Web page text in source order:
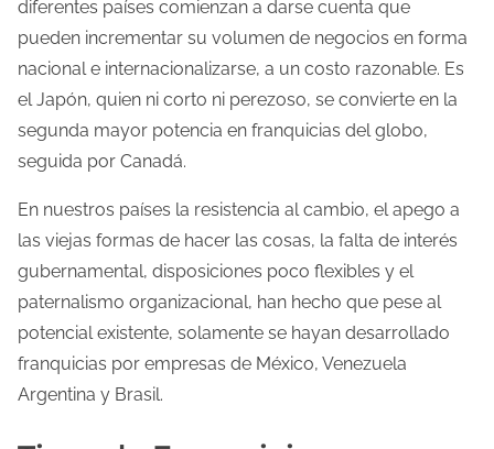
diferentes países comienzan a darse cuenta que
pueden incrementar su volumen de negocios en forma
nacional e internacionalizarse, a un costo razonable. Es
el Japón, quien ni corto ni perezoso, se convierte en la
segunda mayor potencia en franquicias del globo,
seguida por Canadá.
En nuestros países la resistencia al cambio, el apego a
las viejas formas de hacer las cosas, la falta de interés
gubernamental, disposiciones poco flexibles y el
paternalismo organizacional, han hecho que pese al
potencial existente, solamente se hayan desarrollado
franquicias por empresas de México, Venezuela
Argentina y Brasil.